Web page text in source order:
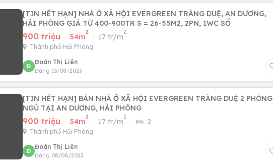
[TIN HẾT HẠN] NHÀ Ở XÃ HỘI EVERGREEN TRÀNG DUỆ, AN DƯƠNG,
HẢI PHÒNG GIÁ TỪ 400-900TR S = 26-55M2, 2PN, 1WC SỔ
900 triệu · 54m
2
· 17 tr/m
2
Thành phố Hải Phòng
Đ
Đoàn Thị Liên
Đăng 13/08/2023
[TIN HẾT HẠN] BÁN NHÀ Ở XÃ HỘI EVERGREEN TRÀNG DUỆ 2 PHÒNG
NGỦ TẠI AN DƯƠNG, HẢI PHÒNG
900 triệu · 54m
2
· 17 tr/m
2
· 2
Thành phố Hải Phòng
Đ
Đoàn Thị Liên
Đăng 08/08/2023